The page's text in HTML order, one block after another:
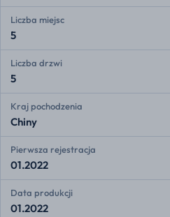
Liczba miejsc
5
Liczba drzwi
5
Kraj pochodzenia
Chiny
Pierwsza rejestracja
01.2022
Data produkcji
01.2022